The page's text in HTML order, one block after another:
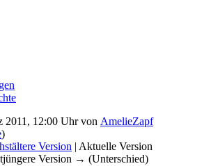
2011, 12:00 Uhr von AmelieZapf
)
Version | Aktuelle Version
Version → (Unterschied)